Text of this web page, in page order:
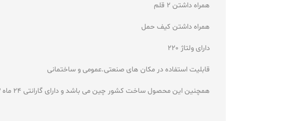
همراه داشتن 2 قلم
همراه داشتن کیف حمل
دارای ولتاژ 220
قابلیت استفاده در مکان های صنعتی.عمومی و ساختمانی
همچنین این محصول ساخت کشور چین می باشد و دارای گارانتی 24 ماه VIP شرکت NEC است